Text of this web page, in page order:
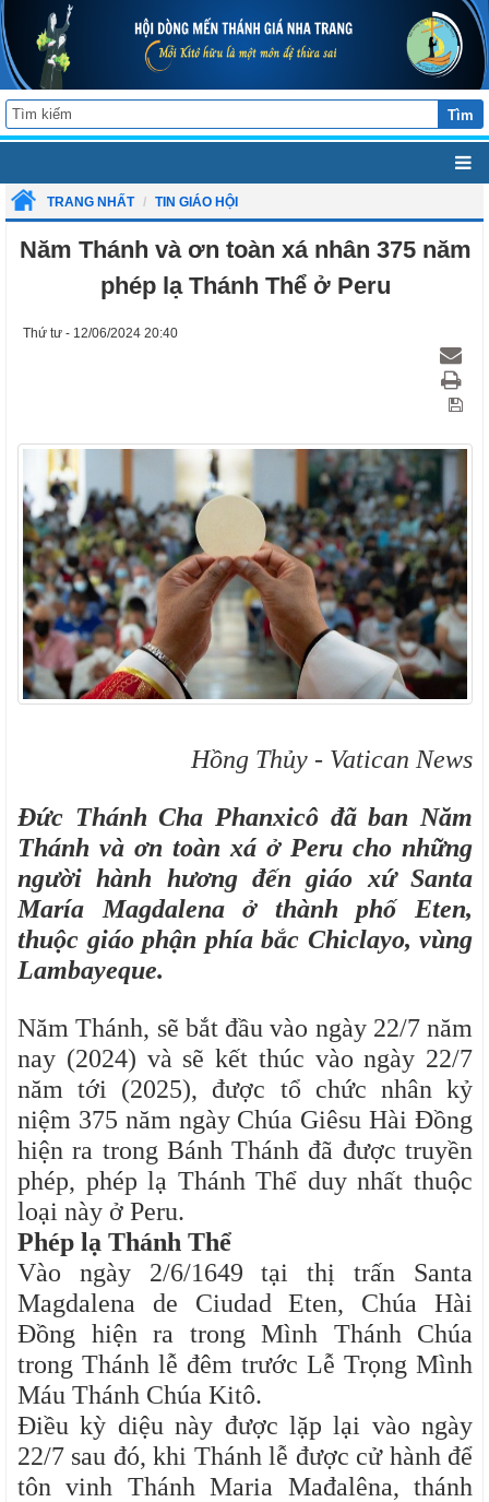
Tìm
TRANG NHẤT TIN GIÁO HỘI
Năm Thánh và ơn toàn xá nhân 375 năm
phép lạ Thánh Thể ở Peru
Thứ tư - 12/06/2024 20:40
Hồng Thủy - Vatican News
Đức Thánh Cha Phanxicô đã ban Năm
Thánh và ơn toàn xá ở Peru cho những
người hành hương đến giáo xứ Santa
María Magdalena ở thành phố Eten,
thuộc giáo phận phía bắc Chiclayo, vùng
Lambayeque.
Năm Thánh, sẽ bắt đầu vào ngày 22/7 năm
nay (2024) và sẽ kết thúc vào ngày 22/7
năm tới (2025), được tổ chức nhân kỷ
niệm 375 năm ngày Chúa Giêsu Hài Đồng
hiện ra trong Bánh Thánh đã được truyền
phép, phép lạ Thánh Thể duy nhất thuộc
loại này ở Peru.
Phép lạ Thánh Thể
Vào ngày 2/6/1649 tại thị trấn Santa
Magdalena de Ciudad Eten, Chúa Hài
Đồng hiện ra trong Mình Thánh Chúa
trong Thánh lễ đêm trước Lễ Trọng Mình
Máu Thánh Chúa Kitô.
Điều kỳ diệu này được lặp lại vào ngày
22/7 sau đó, khi Thánh lễ được cử hành để
tôn vinh Thánh Maria Mađalêna, thánh